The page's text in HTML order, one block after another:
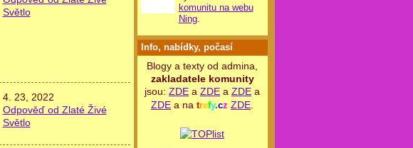
Světlo
4. 23, 2022
Odpověď od Zlaté Živé
Světlo
komunitu na webu
Ning.
Info, nabídky, počasí
Blogy a texty od admina,
zakladatele komunity
jsou: ZDE a ZDE a ZDE a
ZDE a na trefy.cz ZDE